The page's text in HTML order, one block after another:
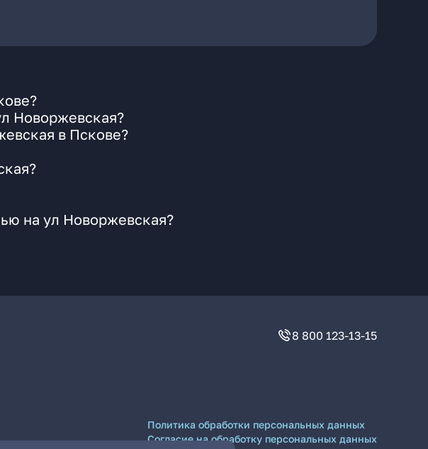
Новоржевская?
в Пскове?
на ул Новоржевская?
8 800 123-13-15
Политика обработки персональных данных
Согласие на обработку персональных данных